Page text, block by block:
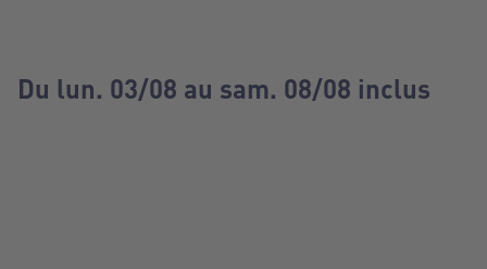
Du lun. 03/08 au sam. 08/08 inclus